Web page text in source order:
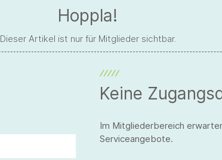
Hoppla!
Dieser Artikel ist nur für Mitglieder sichtbar.
Keine
Im Mitgliederbereich
Serviceangebote.